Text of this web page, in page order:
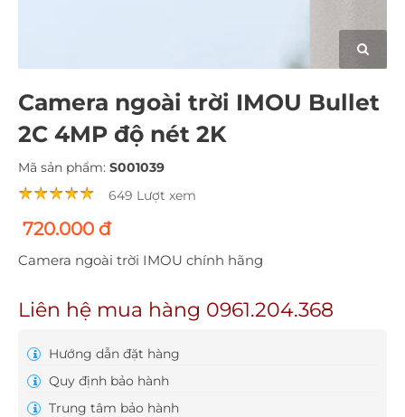
Camera ngoài trời IMOU Bullet
2C 4MP độ nét 2K
Mã sản phẩm: S001039
649 Lượt xem
720.000 đ
Camera ngoài trời IMOU chính hãng
Liên hệ mua hàng 0961.204.368
Hướng dẫn đặt hàng
Quy định bảo hành
Trung tâm bảo hành